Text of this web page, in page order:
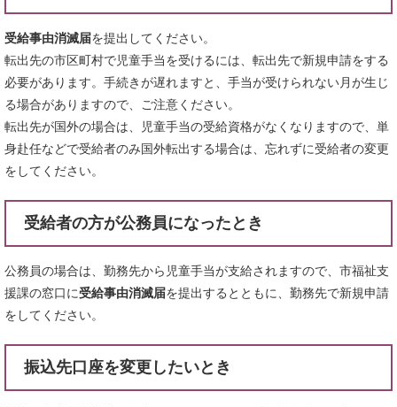
受給事由消滅届を提出してください。
転出先の市区町村で児童手当を受けるには、転出先で新規申請をする
必要があります。手続きが遅れますと、手当が受けられない月が生じ
る場合がありますので、ご注意ください。
転出先が国外の場合は、児童手当の受給資格がなくなりますので、単
身赴任などで受給者のみ国外転出する場合は、忘れずに受給者の変更
をしてください。
受給者の方が公務員になったとき
公務員の場合は、勤務先から児童手当が支給されますので、市福祉支
援課の窓口に受給事由消滅届を提出するとともに、勤務先で新規申請
をしてください。
振込先口座を変更したいとき